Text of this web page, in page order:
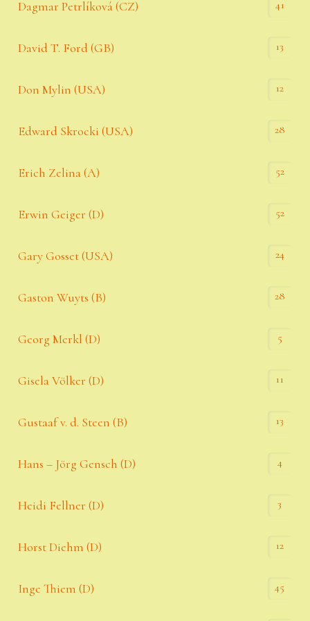
Dagmar Petrlíková (CZ) 41
David T. Ford (GB) 13
Don Mylin (USA) 12
Edward Skrocki (USA) 28
Erich Zelina (A) 52
Erwin Geiger (D) 52
Gary Gosset (USA) 24
Gaston Wuyts (B) 28
Georg Merkl (D) 5
Gisela Völker (D) 11
Gustaaf v. d. Steen (B) 13
Hans – Jörg Gensch (D) 4
Heidi Fellner (D) 3
Horst Diehm (D) 12
Inge Thiem (D) 45